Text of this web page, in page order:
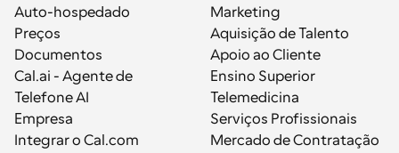
Auto-hospedado
Preços
Documentos
Cal.ai - Agente de
Telefone AI
Empresa
Integrar o Cal.com
Marketing
Aquisição de Talento
Apoio ao Cliente
Ensino Superior
Telemedicina
Serviços Profissionais
Mercado de Contratação